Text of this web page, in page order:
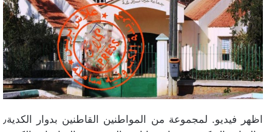
اظهر فيديو. لمجموعة من المواطنين القاطنين بدوار الكدية٫